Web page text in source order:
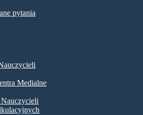
pytania
Medialne